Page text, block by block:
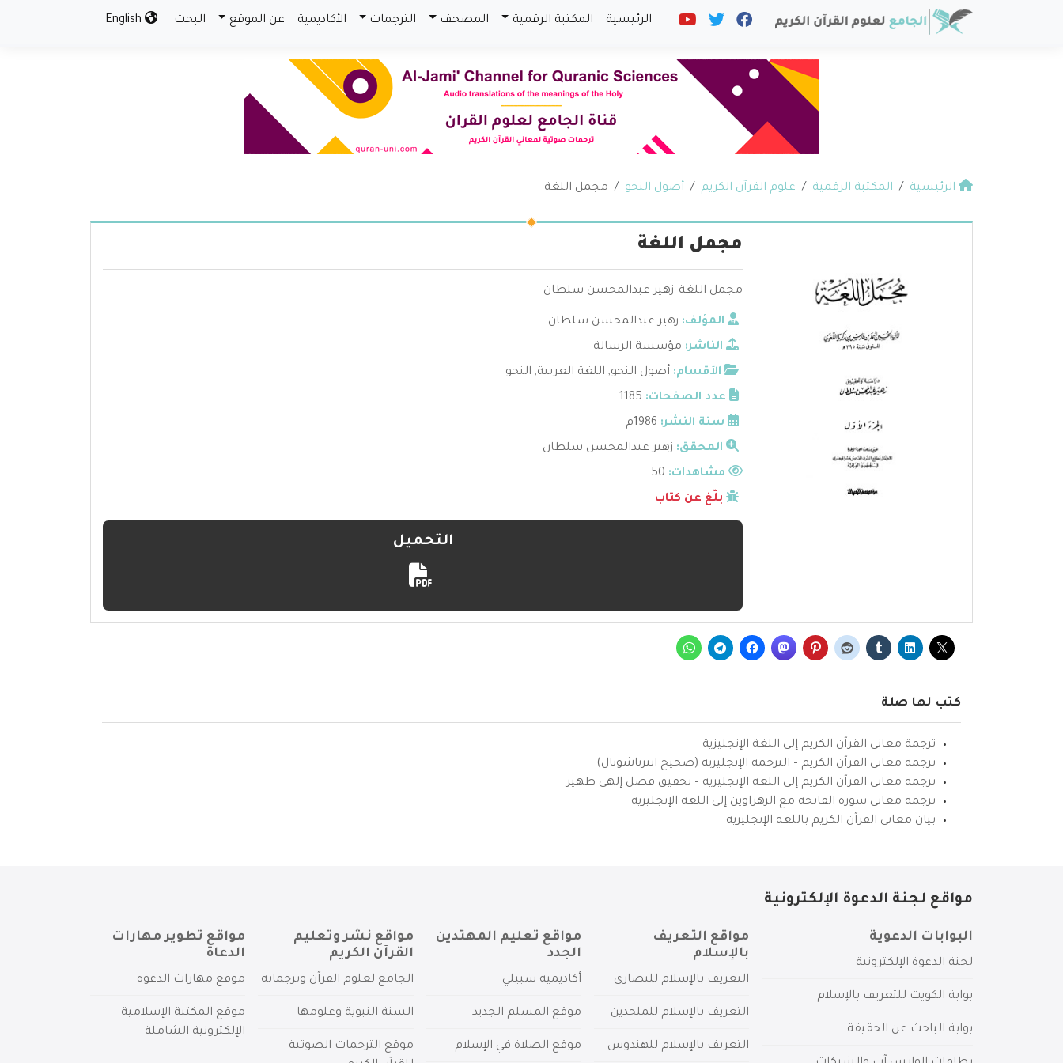
الرئيسية المكتبة الرقمية المصحف الترجمات الأكاديمية عن الموقع البحث
الرئيسية المكتبة الرقمية علوم القرآن الكريم أصول النحو مجمل اللغة
مجمل اللغة
مجمل اللغة_زهير عبدالمحسن سلطان
المؤلف: زهير عبدالمحسن سلطان
الناشر: مؤسسة الرسالة
الأقسام: أصول النحو, اللغة العربية, النحو
عدد الصفحات: 1185
سنة النشر: 1986م
المحقق: زهير عبدالمحسن سلطان
مشاهدات:
بلّغ عن كتاب
التحميل
كتب لها صلة
ترجمة معاني القرآن الكريم إلى اللغة الإنجليزية
ترجمة معاني القرآن الكريم – الترجمة الإنجليزية (صحيح انترناشونال)
ترجمة معاني القرآن الكريم إلى اللغة الإنجليزية – تحقيق فضل إلهي ظهير
ترجمة معاني سورة الفاتحة مع الزهراوين إلى اللغة الإنجليزية
بيان معاني القرآن الكريم باللغة الإنجليزية
مواقع لجنة الدعوة الإلكترونية
البوابات الدعوية
لجنة الدعوة الإلكترونية
بوابة الكويت للتعريف بالإسلام
بوابة الباحث عن الحقيقة
مواقع التعريف
بالإسلام
التعريف بالإسلام للنصارى
التعريف بالإسلام للملحدين
التعريف بالإسلام للهندوس
مواقع تعليم المهتدين
الجدد
أكاديمية سبيلي
موقع المسلم الجديد
موقع الصلاة في الإسلام
مواقع نشر وتعليم
القرآن الكريم
الجامع لعلوم القرآن وترجماته
السنة النبوية وعلومها
موقع الترجمات الصوتية
مواقع تطوير مهارات
الدعاة
موقع مهارات الدعوة
موقع المكتبة الإسلامية
الإلكترونية الشاملة